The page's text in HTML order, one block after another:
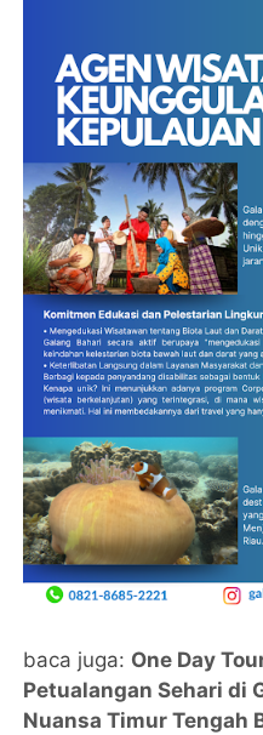
baca juga: One Day
Petualangan Sehari di
Nuansa Timur Tengah